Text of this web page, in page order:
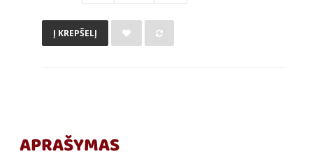
Į KREPŠELĮ
APRAŠYMAS